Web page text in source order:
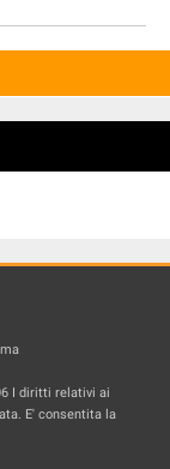
I diritti relativi ai
E' consentita la